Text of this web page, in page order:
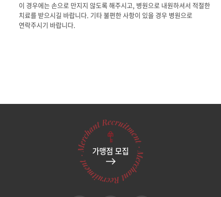
이 경우에는 손으로 만지지 않도록 해주시고, 병원으로 내원하셔서 적절한
치료를 받으시길 바랍니다. 기타 불편한 사항이 있을 경우 병원으로
연락주시기 바랍니다.
가맹점 모집